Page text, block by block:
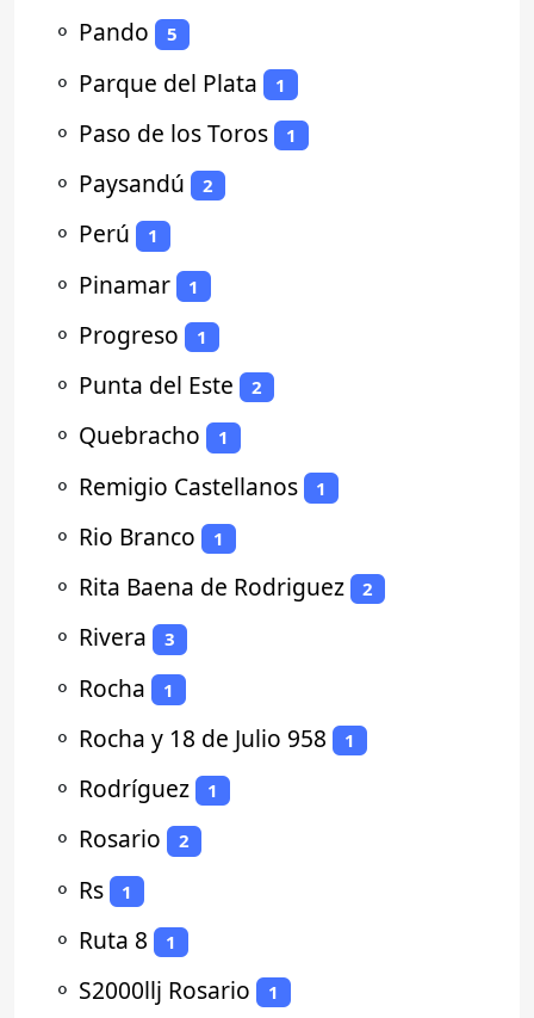
⚬ Pando 5
⚬ Parque del Plata 1
⚬ Paso de los Toros 1
⚬ Paysandú 2
⚬ Perú 1
⚬ Pinamar 1
⚬ Progreso 1
⚬ Punta del Este 2
⚬ Quebracho 1
⚬ Remigio Castellanos 1
⚬ Rio Branco 1
⚬ Rita Baena de Rodriguez 2
⚬ Rivera 3
⚬ Rocha 1
⚬ Rocha y 18 de Julio 958 1
⚬ Rodríguez 1
⚬ Rosario 2
⚬ Rs 1
⚬ Ruta 8 1
⚬ S2000llj Rosario 1